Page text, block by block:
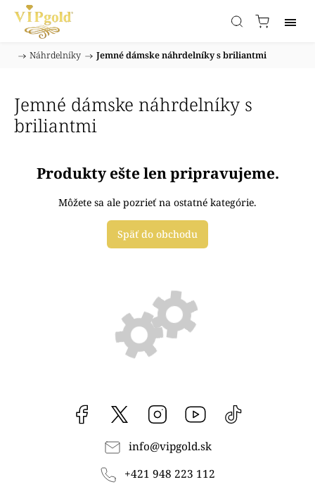
/ Náhrdelníky / Jemné dámske náhrdelníky s briliantmi
Jemné dámske náhrdelníky s
briliantmi
Produkty ešte len pripravujeme.
Môžete sa ale pozrieť na ostatné kategórie.
Späť do obchodu
Facebook vipgoldsk Instagram YouTube
info@vipgold.sk
+421 948 223 112